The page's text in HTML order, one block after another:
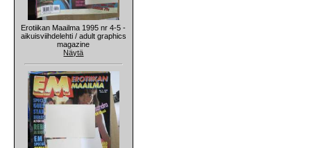
Erotiikan Maailma 1995 nr 4-5 -
aikuisviihdelehti / adult graphics
magazine
Näytä